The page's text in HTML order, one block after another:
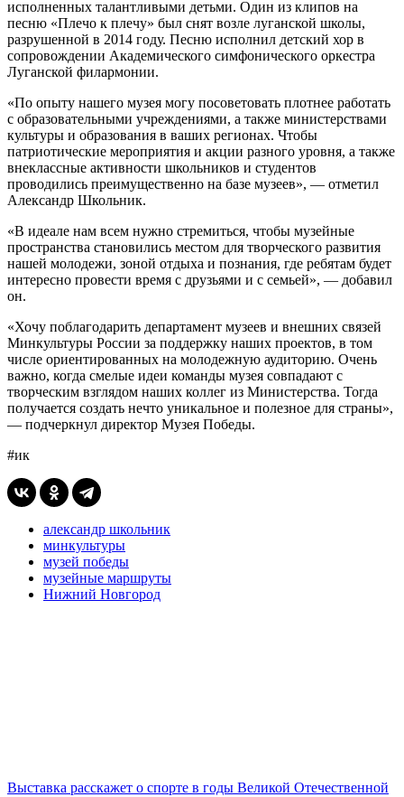
исполненных талантливыми детьми. Один из клипов на
песню «Плечо к плечу» был снят возле луганской школы,
разрушенной в 2014 году. Песню исполнил детский хор в
сопровождении Академического симфонического оркестра
Луганской филармонии.
«По опыту нашего музея могу посоветовать плотнее работать
с образовательными учреждениями, а также министерствами
культуры и образования в ваших регионах. Чтобы
патриотические мероприятия и акции разного уровня, а также
внеклассные активности школьников и студентов
проводились преимущественно на базе музеев», — отметил
Александр Школьник.
«В идеале нам всем нужно стремиться, чтобы музейные
пространства становились местом для творческого развития
нашей молодежи, зоной отдыха и познания, где ребятам будет
интересно провести время с друзьями и с семьей», — добавил
он.
«Хочу поблагодарить департамент музеев и внешних связей
Минкультуры России за поддержку наших проектов, в том
числе ориентированных на молодежную аудиторию. Очень
важно, когда смелые идеи команды музея совпадают с
творческим взглядом наших коллег из Министерства. Тогда
получается создать нечто уникальное и полезное для страны»,
— подчеркнул директор Музея Победы.
#ик
александр школьник
минкультуры
музей победы
музейные маршруты
Нижний Новгород
Выставка расскажет о спорте в годы Великой Отечественной